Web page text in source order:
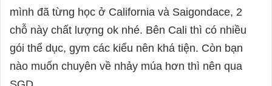
a
y
s
:
mình đã từng học ở California và Saigondace, 2
chỗ này chất lượng ok nhé. Bên Cali thì có nhiều
gói thể dục, gym các kiểu nên khá tiện. Còn bạn
nào muốn chuyên về nhảy múa hơn thì nên qua